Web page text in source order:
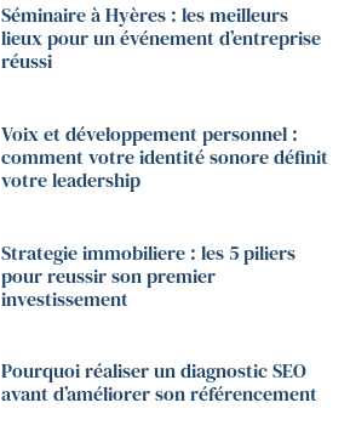
Séminaire à Hyères : les meilleurs
lieux pour un événement d’entreprise
réussi
Voix et développement personnel :
comment votre identité sonore définit
votre leadership
Strategie immobiliere : les 5 piliers
pour reussir son premier
investissement
Pourquoi réaliser un diagnostic SEO
avant d’améliorer son référencement